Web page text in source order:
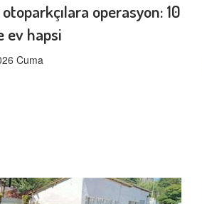
otoparkçılara operasyon: 10
ev hapsi
Cuma